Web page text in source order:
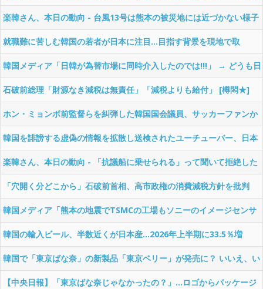
代わりにする日が続いている!!」……日本の気象庁よりも強力なスパコ
ンがあるはずなんですけどねぇ
楽韓さん、本日の動向 - 台風13号は熊本の被災地には近づかない様子
就職難に苦しむ韓国の若者が日本に注目…目指す背景を現地で取
材 “人手不足に直面”日本企業も人材獲得へ [8/1] [昆虫図鑑★]
韓国メディア「日韓が為替市場に同時介入したのでは!!!」 → どうも日
米の共同介入にちょい乗りさせてもらっただけの模様
石破前総理「財源なき減税は無責任」「減税よりも給付」 [樽悶★]
ホン・ミョンボ前監督らを糾弾した韓国国会議員、サッカーファンか
ら呆れられてしまう→「ソースはYouTubeショート動画」「KFCはど
うなっている！（協会の略称はKFA）」「ホン・ミョンボの息子は兵
役に行ったのか！」……サッカー関係なくない？
韓国を誹謗する虚偽の情報を拡散し送検されたユーチューバー、日本
への帰化を推進「韓国国籍を放棄する」 [8/1] [ばーど★]
楽韓さん、本日の動向 - 「抗議船に乗せられる」って聞いて拒絶した
のに乗せられて、結果がアレかよ……
「穴開く分どこから」石破前首相、高市政権の消費減税方針を批判
[少考さん★]
韓国メディア「熊本の地震でTSMCの工場もソニーのイメージセンサ
工場もいつ稼働するか分からないんだって！」と報道……ちょっと恣
意的じゃないかな？
韓国の輸入ビール、半数近くが日本産…2026年上半期に33.5％増
[7/31] [ばーど★]
韓国で「東京ばな奈」の新製品「東京ベリー」が発売に？ いいえ、い
つものパクリです
【中央日報】「東京ばな奈じゃなかったの？」…ロゴからパッケージ